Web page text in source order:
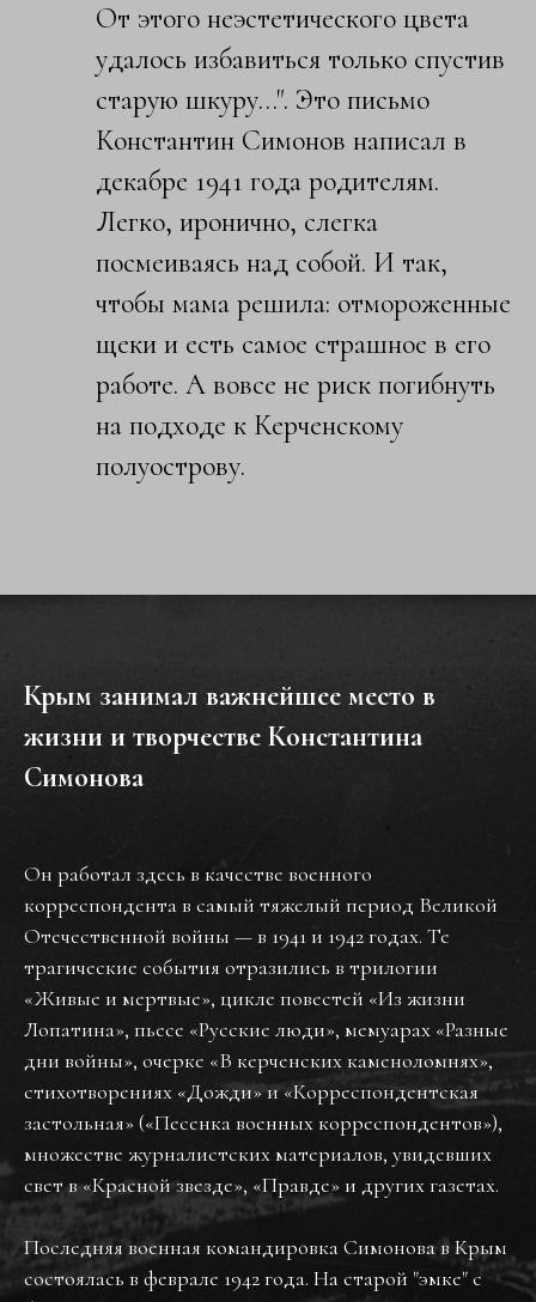
От этого неэстетического цвета
удалось избавиться только спустив
старую шкуру…". Это письмо
Константин Симонов написал в
декабре 1941 года родителям.
Легко, иронично, слегка
посмеиваясь над собой. И так,
чтобы мама решила: отмороженные
щеки и есть самое страшное в его
работе. А вовсе не риск погибнуть
на подходе к Керченскому
полуострову.
Крым занимал важнейшее место в
жизни и творчестве Константина
Симонова
Он работал здесь в качестве военного
корреспондента в самый тяжелый период Великой
Отечественной войны — в 1941 и 1942 годах. Те
трагические события отразились в трилогии
«Живые и мертвые», цикле повестей «Из жизни
Лопатина», пьесе «Русские люди», мемуарах «Разные
дни войны», очерке «В керченских каменоломнях»,
стихотворениях «Дожди» и «Корреспондентская
застольная» («Песенка военных корреспондентов»),
множестве журналистских материалов, увидевших
свет в «Красной звезде», «Правде» и других газетах.
Последняя военная командировка Симонова в Крым
состоялась в феврале 1942 года. На старой "эмке" с